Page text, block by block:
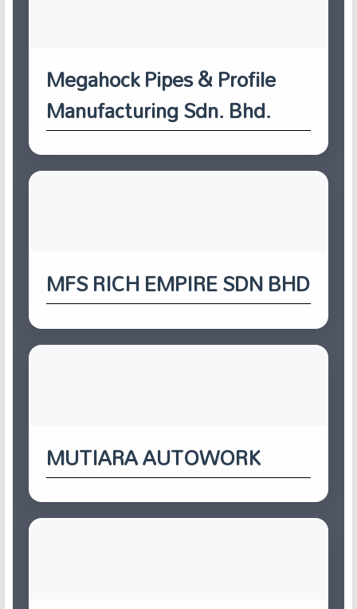
Megahock Pipes & Profile
Manufacturing Sdn. Bhd.
MFS RICH EMPIRE SDN BHD
MUTIARA AUTOWORK